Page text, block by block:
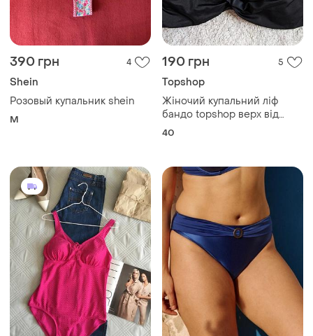
390 грн 4
Shein
Розовый купальник shein
M
190 грн 5
Topshop
Жіночий купальний ліф
бандо topshop верх від
купальника
40